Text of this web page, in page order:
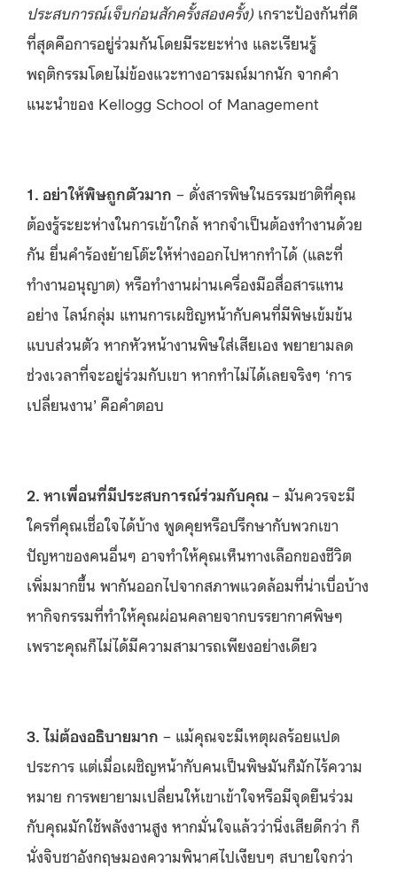
ประสบการณ์เจ็บก่อนสักครั้งสองครั้ง)เกราะป้องกันที่ดี
ที่สุดคือการอยู่ร่วมกันโดยมีระยะห่าง และเรียนรู้
พฤติกรรมโดยไม่ข้องแวะทางอารมณ์มากนัก จากคำ
แนะนำของ Kellogg School of Management
1. อย่าให้พิษถูกตัวมาก – ดั่งสารพิษในธรรมชาติที่คุณ
ต้องรู้ระยะห่างในการเข้าใกล้ หากจำเป็นต้องทำงานด้วย
กัน ยื่นคำร้องย้ายโต๊ะให้ห่างออกไปหากทำได้ (และที่
ทำงานอนุญาต) หรือทำงานผ่านเครื่องมือสื่อสารแทน
อย่าง ไลน์กลุ่ม แทนการเผชิญหน้ากับคนที่มีพิษเข้มข้น
แบบส่วนตัว หากหัวหน้างานพิษใส่เสียเอง พยายามลด
ช่วงเวลาที่จะอยู่ร่วมกับเขา หากทำไม่ได้เลยจริงๆ ‘การ
เปลี่ยนงาน’ คือคำตอบ
2. หาเพื่อนที่มีประสบการณ์ร่วมกับคุณ– มันควรจะมี
ใครที่คุณเชื่อใจได้บ้าง พูดคุยหรือปรึกษากับพวกเขา
ปัญหาของคนอื่นๆ อาจทำให้คุณเห็นทางเลือกของชีวิต
เพิ่มมากขึ้น พากันออกไปจากสภาพแวดล้อมที่น่าเบื่อบ้าง
หากิจกรรมที่ทำให้คุณผ่อนคลายจากบรรยากาศพิษๆ
เพราะคุณก็ไม่ได้มีความสามารถเพียงอย่างเดียว
3. ไม่ต้องอธิบายมาก – แม้คุณจะมีเหตุผลร้อยแปด
ประการ แต่เมื่อเผชิญหน้ากับคนเป็นพิษมันก็มักไร้ความ
หมาย การพยายามเปลี่ยนให้เขาเข้าใจหรือมีจุดยืนร่วม
กับคุณมักใช้พลังงานสูง หากมั่นใจแล้วว่านิ่งเสียดีกว่า ก็
นั่งจิบชาอังกฤษมองความพินาศไปเงียบๆ สบายใจกว่า